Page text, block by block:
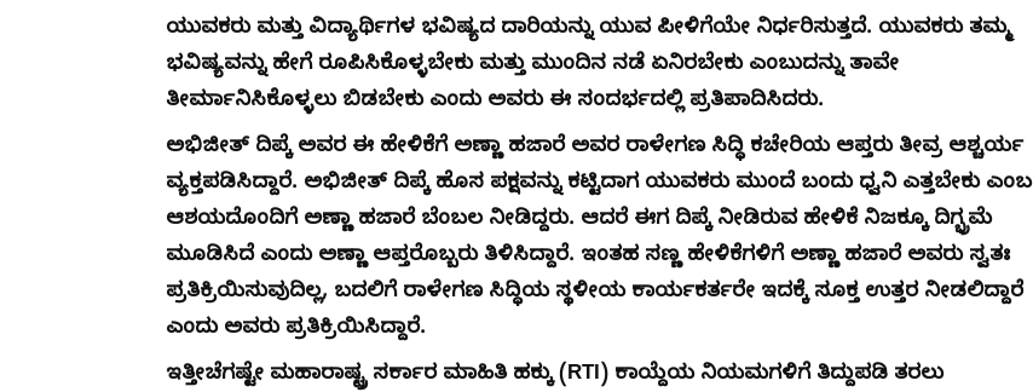
ಯುವಕರು ಮತ್ತು ವಿದ್ಯಾರ್ಥಿಗಳ ಭವಿಷ್ಯದ ದಾರಿಯನ್ನು ಯುವ ಪೀಳಿಗೆಯೇ ನಿರ್ಧರಿಸುತ್ತದೆ. ಯುವಕರು ತಮ್ಮ
ಭವಿಷ್ಯವನ್ನು ಹೇಗೆ ರೂಪಿಸಿಕೊಳ್ಳಬೇಕು ಮತ್ತು ಮುಂದಿನ ನಡೆ ಏನಿರಬೇಕು ಎಂಬುದನ್ನು ತಾವೇ
ತೀರ್ಮಾನಿಸಿಕೊಳ್ಳಲು ಬಿಡಬೇಕು ಎಂದು ಅವರು ಈ ಸಂದರ್ಭದಲ್ಲಿ ಪ್ರತಿಪಾದಿಸಿದರು.
ಅಭಿಜೀತ್ ದಿಪ್ಕೆ ಅವರ ಈ ಹೇಳಿಕೆಗೆ ಅಣ್ಣಾ ಹಜಾರೆ ಅವರ ರಾಳೇಗಣ ಸಿದ್ಧಿ ಕಚೇರಿಯ ಆಪ್ತರು ತೀವ್ರ ಆಶ್ಚರ್ಯ
ವ್ಯಕ್ತಪಡಿಸಿದ್ದಾರೆ. ಅಭಿಜೀತ್ ದಿಪ್ಕೆ ಹೊಸ ಪಕ್ಷವನ್ನು ಕಟ್ಟಿದಾಗ ಯುವಕರು ಮುಂದೆ ಬಂದು ಧ್ವನಿ ಎತ್ತಬೇಕು ಎಂಬ
ಆಶಯದೊಂದಿಗೆ ಅಣ್ಣಾ ಹಜಾರೆ ಬೆಂಬಲ ನೀಡಿದ್ದರು. ಆದರೆ ಈಗ ದಿಪ್ಕೆ ನೀಡಿರುವ ಹೇಳಿಕೆ ನಿಜಕ್ಕೂ ದಿಗ್ಭ್ರಮೆ
ಮೂಡಿಸಿದೆ ಎಂದು ಅಣ್ಣಾ ಆಪ್ತರೊಬ್ಬರು ತಿಳಿಸಿದ್ದಾರೆ. ಇಂತಹ ಸಣ್ಣ ಹೇಳಿಕೆಗಳಿಗೆ ಅಣ್ಣಾ ಹಜಾರೆ ಅವರು ಸ್ವತಃ
ಪ್ರತಿಕ್ರಿಯಿಸುವುದಿಲ್ಲ, ಬದಲಿಗೆ ರಾಳೇಗಣ ಸಿದ್ಧಿಯ ಸ್ಥಳೀಯ ಕಾರ್ಯಕರ್ತರೇ ಇದಕ್ಕೆ ಸೂಕ್ತ ಉತ್ತರ ನೀಡಲಿದ್ದಾರೆ
ಎಂದು ಅವರು ಪ್ರತಿಕ್ರಿಯಿಸಿದ್ದಾರೆ.
ಇತ್ತೀಚೆಗಷ್ಟೇ ಮಹಾರಾಷ್ಟ್ರ ಸರ್ಕಾರ ಮಾಹಿತಿ ಹಕ್ಕು (RTI) ಕಾಯ್ದೆಯ ನಿಯಮಗಳಿಗೆ ತಿದ್ದುಪಡಿ ತರಲು